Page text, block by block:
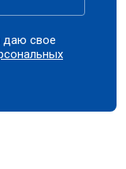
даю свое